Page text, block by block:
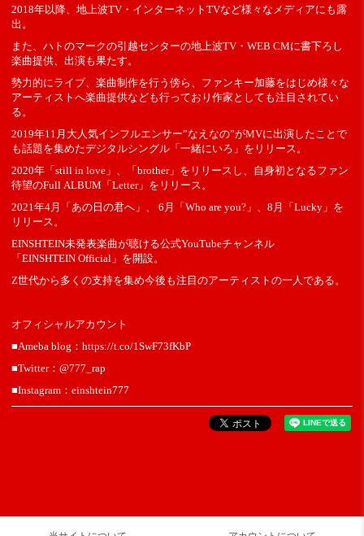
2018年以降、地上波TV・インターネットTVなど様々なメディアにも露
出。
また、ハトのマークの引越センターの地上波TV・WEB CMに書下ろし
楽曲提供、出演も果たす。
勢力的にライブ、楽曲制作を行う傍ら、ファンキー加藤をはじめ様々な
アーティストへ楽曲提供なども行っており作家としても注目されてい
る。
2019年11月大人気インフルエンサー”なえなの”がMVに出演したことで
も話題を集めたデジタルシングル「一緒にいろ」をリリース。
2020年「still in love」、「brother」をリリースし、自身初となるファン
待望のFull ALBUM「Letter」をリリース。
2021年4月「あの日の君へ」、 6月「Who are you?」、8月「Lucky」を
リリース。
EINSHTEIN未発表楽曲が聴ける公式YouTubeチャンネル
「EINSHTEIN Official」を開設。
Z世代から多くの支持を集め今後も注目のアーティストの一人である。
オフィシャルアカウント
■Ameba blog：https://t.co/1SwF73fKbP
■Twitter：@777_rap
■Instagram：einshtein777